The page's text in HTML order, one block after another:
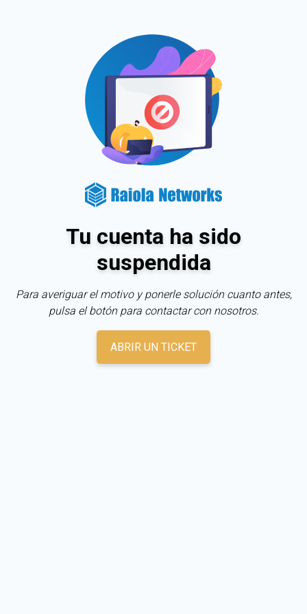
Tu cuenta ha sido
suspendida
Para averiguar el motivo y ponerle solución cuanto antes,
pulsa el botón para contactar con nosotros.
ABRIR UN TICKET